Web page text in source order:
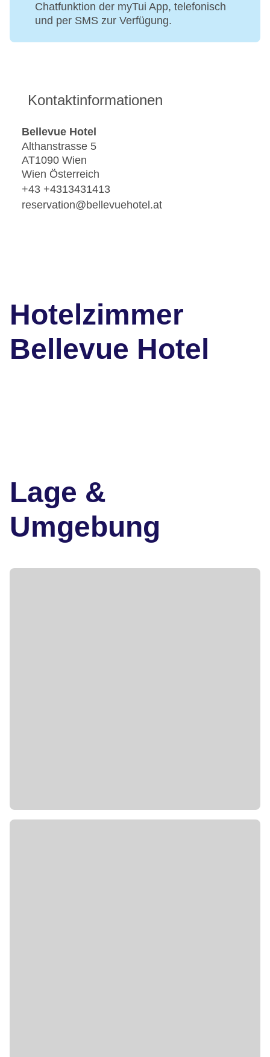
Chatfunktion der myTui App, telefonisch
und per SMS zur Verfügung.
Kontaktinformationen
Bellevue Hotel
Althanstrasse 5
AT1090 Wien
Wien Österreich
+43 +4313431413
reservation@bellevuehotel.at
Hotelzimmer
Bellevue Hotel
Lage &
Umgebung